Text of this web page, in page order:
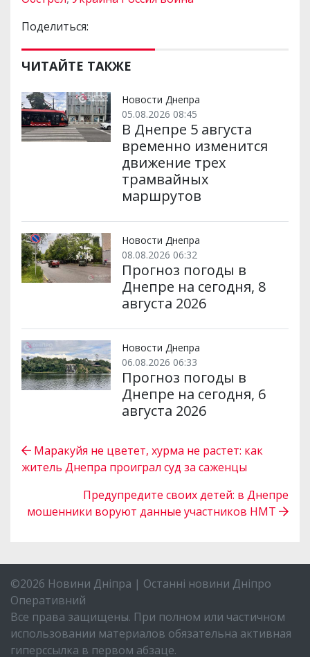
Поделиться:
ЧИТАЙТЕ ТАКЖЕ
Новости Днепра
05.08.2026 08:45
В Днепре 5 августа
временно изменится
движение трех
трамвайных
маршрутов
Новости Днепра
08.08.2026 06:32
Прогноз погоды в
Днепре на сегодня, 8
августа 2026
Новости Днепра
06.08.2026 06:33
Прогноз погоды в
Днепре на сегодня, 6
августа 2026
Маракуйя не цветет, хурма не растет: как
житель Днепра проиграл суд за саженцы
Предупредите своих детей: в Днепре
мошенники воруют данные участников НМТ
©2026 Новини Дніпра | Останні новини Дніпро
Оперативний
Все права защищены. При полном или частичном
использовании материалов обязательна активная
гиперссылка в первом абзаце.